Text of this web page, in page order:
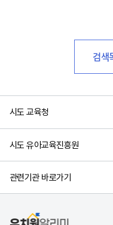
검색
시도 교육청
시도 유아교육진흥원
관련기관 바로가기
유치원알리미